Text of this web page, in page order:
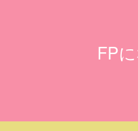
FP